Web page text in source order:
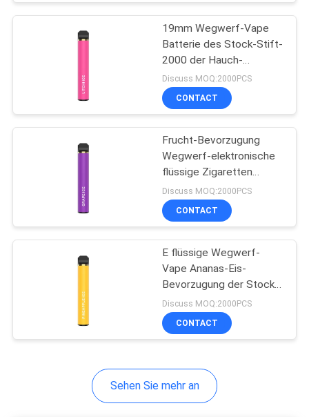
ZITAT
PRIVACY
POLICY
19mm Wegwerf-Vape
Batterie des Stock-Stift-
2000 der Hauch-
1500mAh
Discuss MOQ:2000PCS
CONTACT
Frucht-Bevorzugung
Wegwerf-elektronische
flüssige Zigaretten
Vape-Stock-1.8omh
7.0ml
Discuss MOQ:2000PCS
CONTACT
E flüssige Wegwerf-
Vape Ananas-Eis-
Bevorzugung der Stock-
Hülsen-7.0ml
Discuss MOQ:2000PCS
CONTACT
Sehen Sie mehr an